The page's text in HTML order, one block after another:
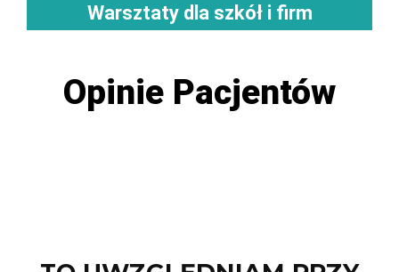
Warsztaty dla szkół i firm
Opinie Pacjentów